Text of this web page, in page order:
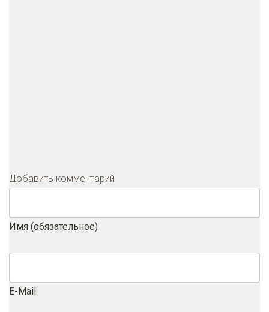
Добавить комментарий
Имя (обязательное)
E-Mail